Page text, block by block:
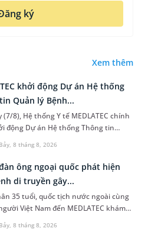
ký
Xem thêm
8 tháng 8, 2026
khởi động Dự án Hệ thống
Quản lý Bệnh...
(7/8), Hệ thống Y tế MEDLATEC chính
động Dự án Hệ thống Thông tin
viện (HIS - Hospital Information
đoạn mới. Dự á...
8 tháng 8, 2026
ông ngoại quốc phát hiện
di truyền gây...
35 tuổi, quốc tịch nước ngoài cùng
Việt Nam đến MEDLATEC khám
tiền hôn nhân. Qua thăm khám và
nghiệm chuyên sâu,...